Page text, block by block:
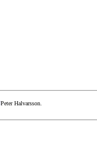
Peter Halvarsson.